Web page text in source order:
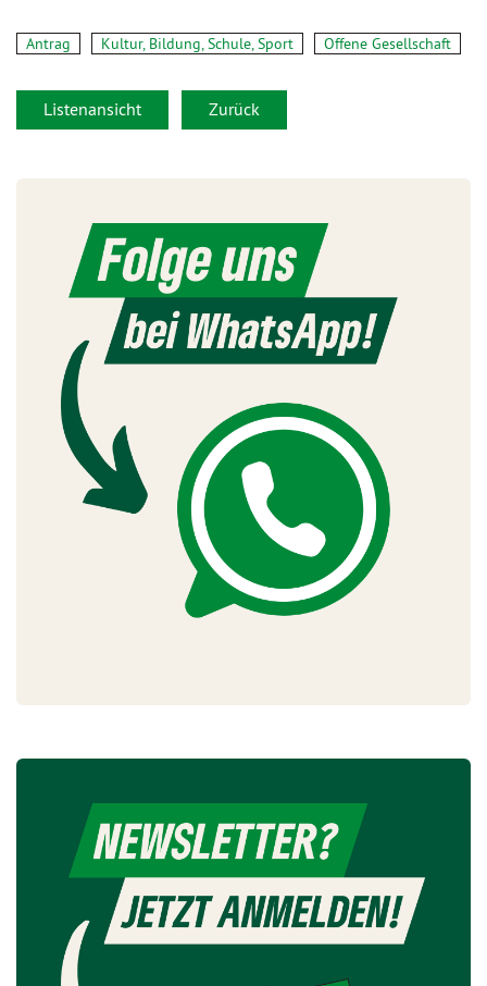
Antrag Kultur, Bildung, Schule, Sport Offene Gesellschaft
Listenansicht Zurück